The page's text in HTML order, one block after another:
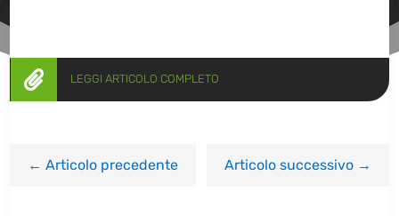
 LEGGI ARTICOLO COMPLETO
←Articolo precedente Articolo successivo→